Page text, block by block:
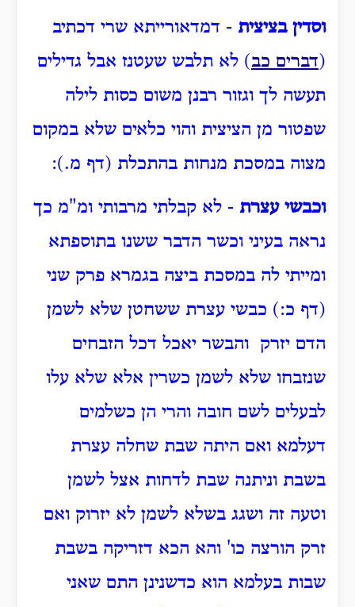
וסדין בציצית - דמדאורייתא שרי דכתיב
(דברים כב) לא תלבש שעטנז אבל גדילים
תעשה לך וגזור רבנן משום כסות לילה
שפטור מן הציצית והוי כלאים שלא במקום
מצוה במסכת מנחות בהתכלת (דף מ.):
וכבשי עצרת - לא קבלתי מרבותי ומ"מ כך
נראה בעיני וכשר הדבר ששנו בתוספתא
ומייתי לה במסכת ביצה בגמרא פרק שני
(דף כ:) כבשי עצרת ששחטן שלא לשמן
הדם יזרק והבשר יאכל דכל הזבחים
שנזבחו שלא לשמן כשרין אלא שלא עלו
לבעלים לשם חובה והרי הן כשלמים
דעלמא ואם היתה שבת שחלה עצרת
בשבת וניתנה שבת לדחות אצל לשמן
וטעה זה ושגג בשלא לשמן לא יזרוק ואם
זרק הורצה כו' והא הכא דזריקה בשבת
שבות בעלמא הוא כדשנינן התם שאני